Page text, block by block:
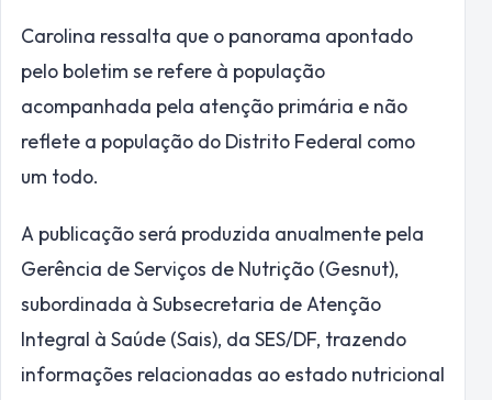
Carolina ressalta que o panorama apontado
pelo boletim se refere à população
acompanhada pela atenção primária e não
reflete a população do Distrito Federal como
um todo.
A publicação será produzida anualmente pela
Gerência de Serviços de Nutrição (Gesnut),
subordinada à Subsecretaria de Atenção
Integral à Saúde (Sais), da SES/DF, trazendo
informações relacionadas ao estado nutricional